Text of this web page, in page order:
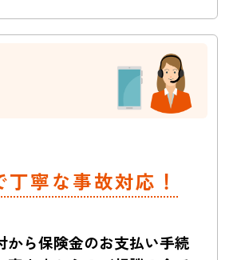
丁寧な事故対応！
から保険金のお支払い手続